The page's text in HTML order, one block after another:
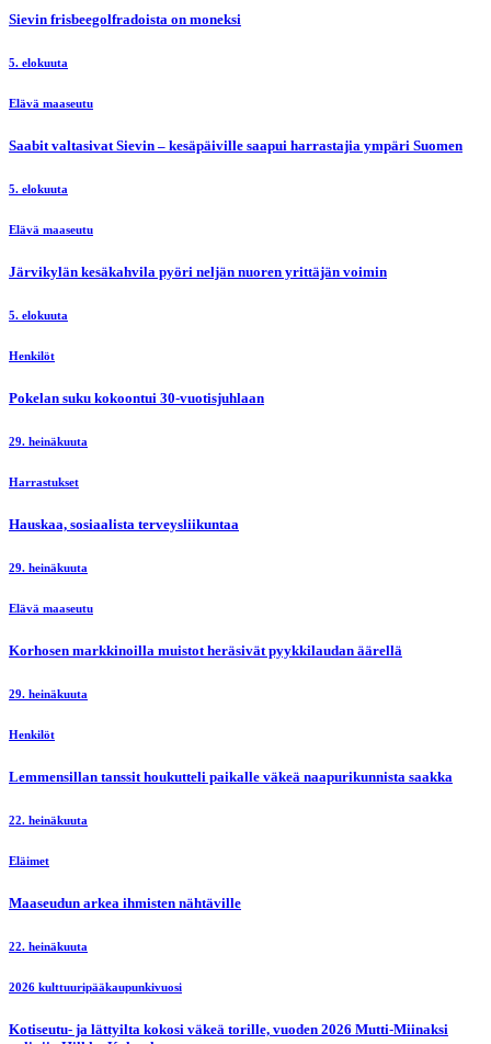
Sievin frisbeegolfradoista on moneksi
5. elokuuta
Elävä maaseutu
Saabit valtasivat Sievin – kesäpäiville saapui harrastajia ympäri Suomen
5. elokuuta
Elävä maaseutu
Järvikylän kesäkahvila pyöri neljän nuoren yrittäjän voimin
5. elokuuta
Henkilöt
Pokelan suku kokoontui 30-vuotisjuhlaan
29. heinäkuuta
Harrastukset
Hauskaa, sosiaalista terveysliikuntaa
29. heinäkuuta
Elävä maaseutu
Korhosen markkinoilla muistot heräsivät pyykkilaudan äärellä
29. heinäkuuta
Henkilöt
Lemmensillan tanssit houkutteli paikalle väkeä naapurikunnista saakka
22. heinäkuuta
Eläimet
Maaseudun arkea ihmisten nähtäville
22. heinäkuuta
2026 kulttuuripääkaupunkivuosi
Kotiseutu- ja lättyilta kokosi väkeä torille, vuoden 2026 Mutti-Miinaksi